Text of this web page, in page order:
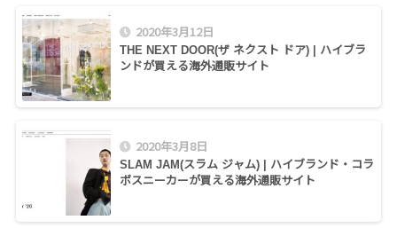
2020年3月12日
THE NEXT DOOR(ザ ネクスト ドア) | ハイブラ
ンドが買える海外通販サイト
2020年3月8日
SLAM JAM(スラム ジャム) | ハイブランド・コラ
ボスニーカーが買える海外通販サイト